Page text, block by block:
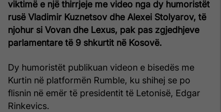
viktimë e një thirrjeje me video nga dy humoristët
rusë Vladimir Kuznetsov dhe Alexei Stolyarov, të
njohur si Vovan dhe Lexus, pak pas zgjedhjeve
parlamentare të 9 shkurtit në Kosovë.
Dy humoristët publikuan videon e bisedës me
Kurtin në platformën Rumble, ku shihej se po
flisnin në emër të presidentit të Letonisë, Edgar
Rinkevics.